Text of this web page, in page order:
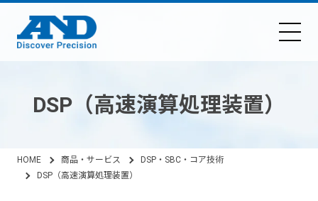
DSP（高速演算処理装置）
HOME 商品・サービス
DSP・SBC・コア技術
DSP（高速演算処理装置）